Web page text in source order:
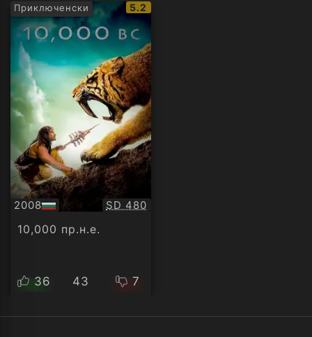
Приключенски
IMDb
рейтинг:
5.2
2008
БГ
аудио
Качество:
SD 480
10,000 пр.н.е.
36 43 7